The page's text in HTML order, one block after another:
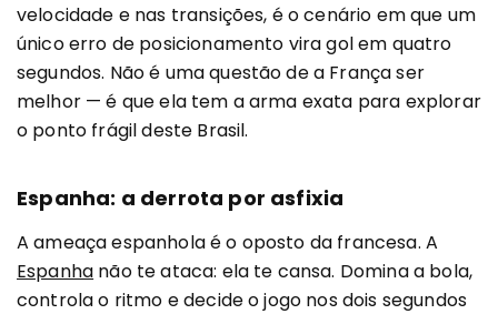
velocidade e nas transições, é o cenário em que um
único erro de posicionamento vira gol em quatro
segundos. Não é uma questão de a França ser
melhor — é que ela tem a arma exata para explorar
o ponto frágil deste Brasil.
Espanha: a derrota por asfixia
A ameaça espanhola é o oposto da francesa. A
Espanha não te ataca: ela te cansa. Domina a bola,
controla o ritmo e decide o jogo nos dois segundos